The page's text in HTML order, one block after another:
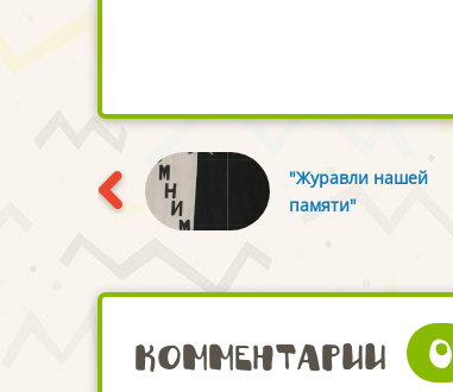
"Журавли нашей
памяти"
Комментарии 0